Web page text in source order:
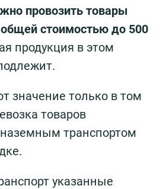
провозить товары
стоимостью до 500
продукция в этом
значение только в том
товаров
транспортом
указанные